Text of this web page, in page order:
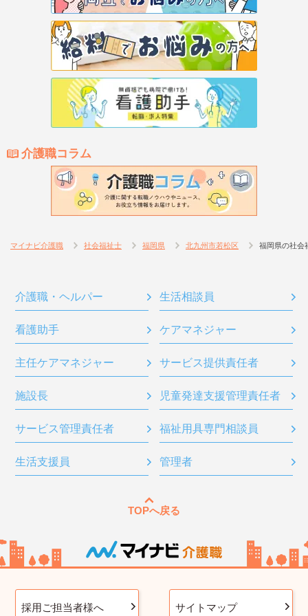
介護職コラム
マイナビ介護職 社会福祉士 福岡県 北九州市若松区 福岡県の社会
介護職・ヘルパー 生活相談員
看護助手 ケアマネジャー
主任ケアマネジャー サービス提供責任者
施設長 児童発達支援管理責任者
サービス管理責任者 福祉用具専門相談員
生活支援員 管理者
TOPへ戻る
採用ご担当者様へ サイトマップ